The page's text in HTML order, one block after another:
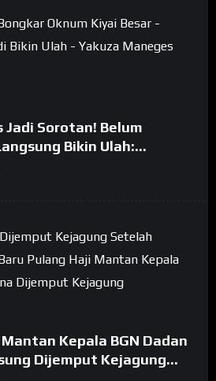
Jadi Sorotan! Belum
Bikin Ulah:
Besar
Kepala BGN Dadan
Dijemput Kejagung